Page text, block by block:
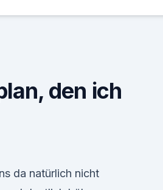
den ich
da natürlich nicht